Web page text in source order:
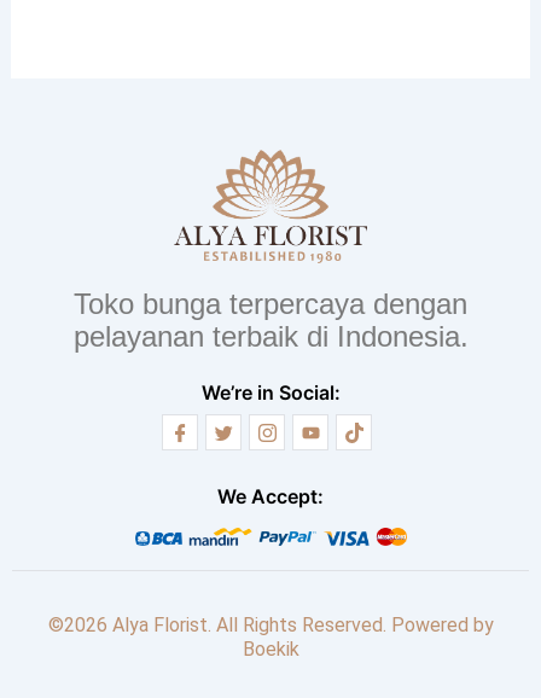
Toko bunga terpercaya dengan
pelayanan terbaik di Indonesia.
We’re in Social:
We Accept:
©2026 Alya Florist. All Rights Reserved. Powered by
Boekik